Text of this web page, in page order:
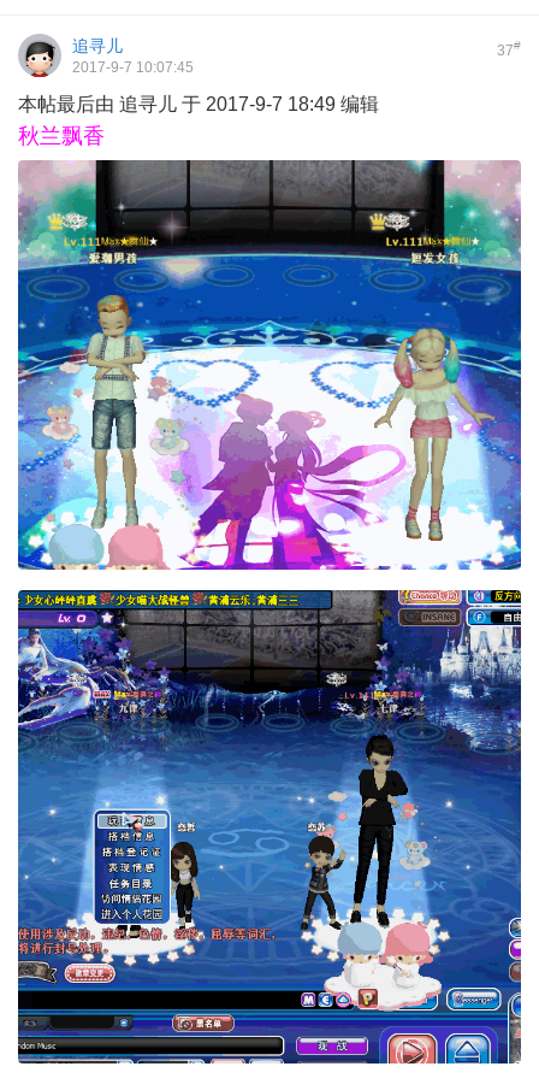
37#
追寻儿
2017-9-7 10:07:45
本帖最后由 追寻儿 于 2017-9-7 18:49 编辑
秋兰飘香